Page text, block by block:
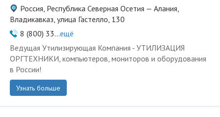
Россия, Республика Северная Осетия — Алания,
Владикавказ, улица Гастелло, 130
8 (800) 33...ещё
Ведущая Утилизирующая Компания - УТИЛИЗАЦИЯ
ОРГТЕХНИКИ, компьютеров, мониторов и оборудования
в России!
Узнать больше